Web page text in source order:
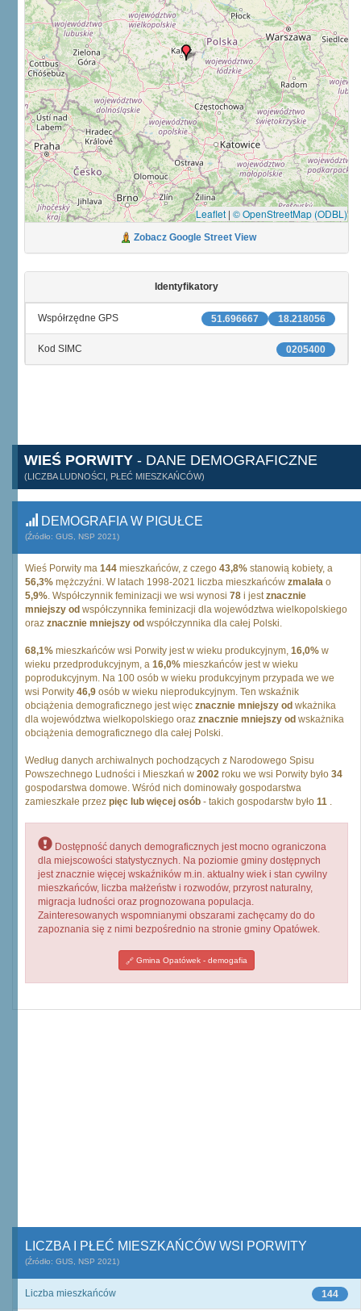
Leaflet | © OpenStreetMap (ODBL)
Zobacz Google Street View
Identyfikatory
18.218056
51.696667
Współrzędne GPS
0205400
Kod SIMC
WIEŚ PORWITY - DANE DEMOGRAFICZNE
(LICZBA LUDNOŚCI, PŁEĆ MIESZKAŃCÓW)
DEMOGRAFIA W PIGUŁCE
(Źródło: GUS, NSP 2021)
Wieś Porwity ma 144 mieszkańców, z czego 43,8% stanowią kobiety, a
56,3% mężczyźni. W latach 1998-2021 liczba mieszkańców zmalała o
5,9%. Współczynnik feminizacji we wsi wynosi 78 i jestznacznie
mniejszy od współczynnika feminizacji dla województwa wielkopolskiego
oraz znacznie mniejszy od współczynnika dla całej Polski.
68,1% mieszkańców wsi Porwity jest w wieku produkcyjnym, 16,0% w
wieku przedprodukcyjnym, a 16,0% mieszkańców jest w wieku
poprodukcyjnym. Na 100 osób w wieku produkcyjnym przypada we we
wsi Porwity 46,9 osób w wieku nieprodukcyjnym. Ten wskaźnik
obciążenia demograficznego jest więc znacznie mniejszy od wkażnika
dla województwa wielkopolskiego oraz znacznie mniejszy od wskażnika
obciążenia demograficznego dla całej Polski.
Według danych archiwalnych pochodzących z Narodowego Spisu
Powszechnego Ludności i Mieszkań w 2002 roku we wsi Porwity było 34
gospodarstwa domowe. Wśród nich dominowały gospodarstwa
zamieszkałe przez pięc lub więcej osób - takich gospodarstw było 11 .
Dostępność danych demograficznych jest mocno ograniczona
dla miejscowości statystycznych. Na poziomie gminy dostępnych
jest znacznie więcej wskaźników m.in. aktualny wiek i stan cywilny
mieszkańców, liczba małżeństw i rozwodów, przyrost naturalny,
migracja ludności oraz prognozowana populacja.
Zainteresowanych wspomnianymi obszarami zachęcamy do do
zapoznania się z nimi bezpośrednio na stronie gminy Opatówek.
Gmina Opatówek - demogafia
LICZBA I PŁEĆ MIESZKAŃCÓW WSI PORWITY
(Źródło: GUS, NSP 2021)
144
Liczba mieszkańców